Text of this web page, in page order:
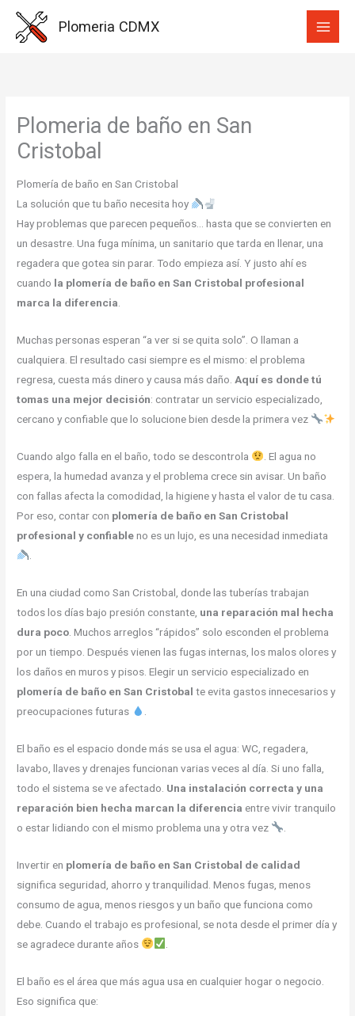
Plomeria CDMX
Plomeria de baño en San
Cristobal
Plomería de baño en San Cristobal
La solución que tu baño necesita hoy
Hay problemas que parecen pequeños… hasta que se convierten en
un desastre. Una fuga mínima, un sanitario que tarda en llenar, una
regadera que gotea sin parar. Todo empieza así. Y justo ahí es
cuando la plomería de baño en San Cristobal profesional
marca la diferencia.
Muchas personas esperan “a ver si se quita solo”. O llaman a
cualquiera. El resultado casi siempre es el mismo: el problema
regresa, cuesta más dinero y causa más daño. Aquí es donde tú
tomas una mejor decisión: contratar un servicio especializado,
cercano y confiable que lo solucione bien desde la primera vez
Cuando algo falla en el baño, todo se descontrola
. El agua no
espera, la humedad avanza y el problema crece sin avisar. Un baño
con fallas afecta la comodidad, la higiene y hasta el valor de tu casa.
Por eso, contar con plomería de baño en San Cristobal
profesional y confiableno es un lujo, es una necesidad inmediata
En una ciudad como San Cristobal, donde las tuberías trabajan
todos los días bajo presión constante, una reparación mal hecha
dura poco . Muchos arreglos “rápidos” solo esconden el problema
por un tiempo. Después vienen las fugas internas, los malos olores y
los daños en muros y pisos. Elegir un servicio especializado en
plomería de baño en San Cristobal te evita gastos innecesarios y
preocupaciones futuras
El baño es el espacio donde más se usa el agua: WC, regadera,
lavabo, llaves y drenajes funcionan varias veces al día. Si uno falla,
todo el sistema se ve afectado. Una instalación correcta y una
reparación bien hecha marcan la diferencia entre vivir tranquilo
o estar lidiando con el mismo problema una y otra vez
Invertir en plomería de baño en San Cristobal de calidad
significa seguridad, ahorro y tranquilidad. Menos fugas, menos
consumo de agua, menos riesgos y un baño que funciona como
debe. Cuando el trabajo es profesional, se nota desde el primer día y
se agradece durante años
El baño es el área que más agua usa en cualquier hogar o negocio.
Eso significa que: